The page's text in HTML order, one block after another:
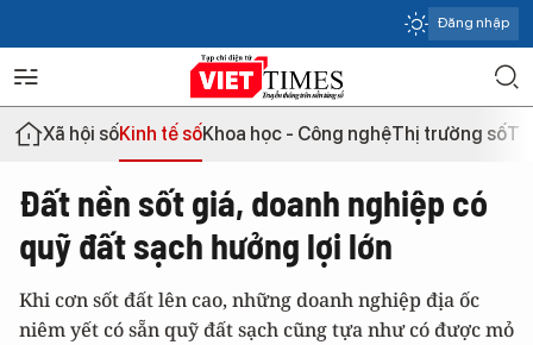
Đăng nhập
Xã hội sốKinh tế sốKhoa học - Công nghệThị trường số
Đất nền sốt giá, doanh nghiệp có
quỹ đất sạch hưởng lợi lớn
Khi cơn sốt đất lên cao, những doanh nghiệp địa ốc
niêm yết có sẵn quỹ đất sạch cũng tựa như có được mỏ